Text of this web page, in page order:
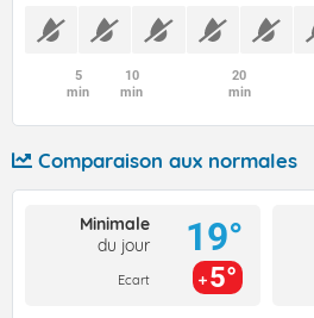
5
min
10
min
20
min
Comparaison aux normales
Minimale
du jour
Ecart
19°
5°